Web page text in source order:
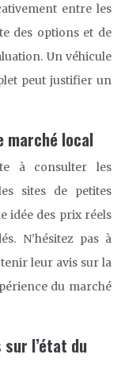
entre les
des options et de
Un véhicule
peut justifier un
marché local
à consulter les
sites de petites
idée des prix réels
N’hésitez pas à
leur avis sur la
du marché
l’état du